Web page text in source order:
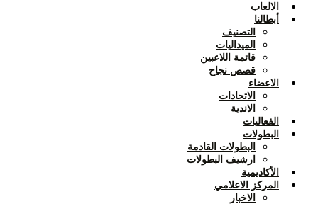
الالعاب
أبطالنا
التصنيف
الميداليات
قائمة اللاعبين
قصص نجاح
الاعضاء
الاتحادات
الاندية
الفعاليات
البطولات
البطولات القادمة
ارشيف البطولات
الأكاديمية
المركز الاعلامي
الاخبار